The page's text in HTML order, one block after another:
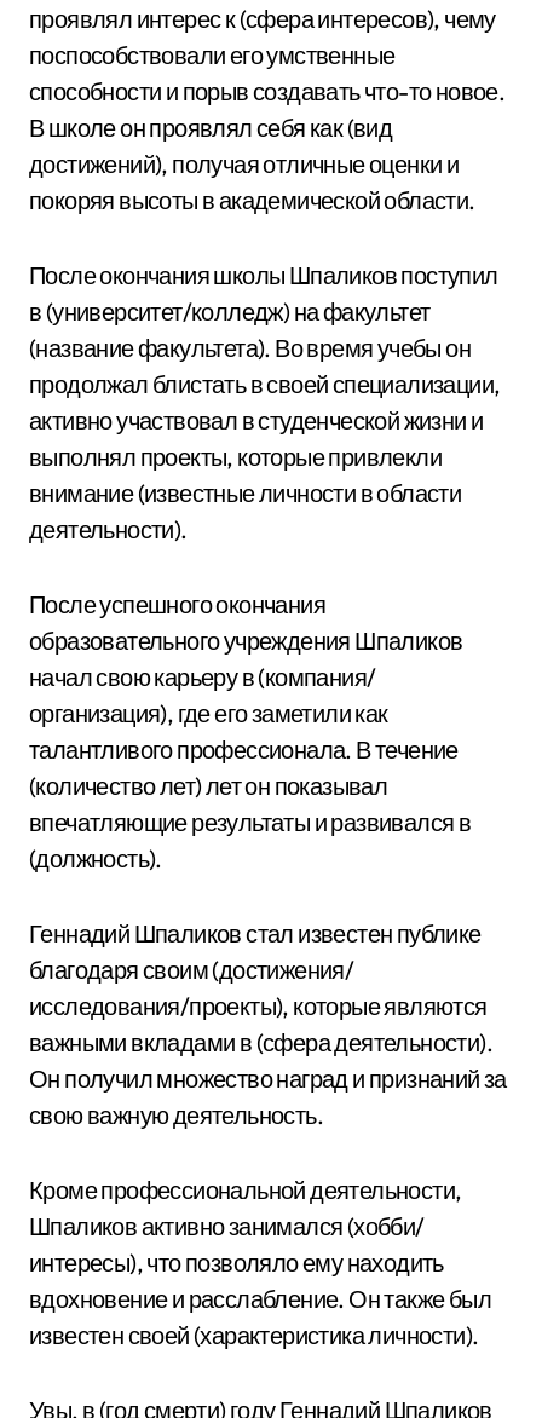
проявлял интерес к (сфера интересов), чему
поспособствовали его умственные
способности и порыв создавать что-то новое.
В школе он проявлял себя как (вид
достижений), получая отличные оценки и
покоряя высоты в академической области.
После окончания школы Шпаликов поступил
в (университет/колледж) на факультет
(название факультета). Во время учебы он
продолжал блистать в своей специализации,
активно участвовал в студенческой жизни и
выполнял проекты, которые привлекли
внимание (известные личности в области
деятельности).
После успешного окончания
образовательного учреждения Шпаликов
начал свою карьеру в (компания/
организация), где его заметили как
талантливого профессионала. В течение
(количество лет) лет он показывал
впечатляющие результаты и развивался в
(должность).
Геннадий Шпаликов стал известен публике
благодаря своим (достижения/
исследования/проекты), которые являются
важными вкладами в (сфера деятельности).
Он получил множество наград и признаний за
свою важную деятельность.
Кроме профессиональной деятельности,
Шпаликов активно занимался (хобби/
интересы), что позволяло ему находить
вдохновение и расслабление. Он также был
известен своей (характеристика личности).
Увы, в (год смерти) году Геннадий Шпаликов